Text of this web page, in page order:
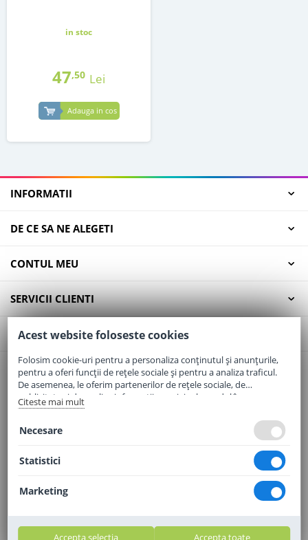
in stoc
47,50 Lei
Adauga in cos
INFORMATII
DE CE SA NE ALEGETI
CONTUL MEU
SERVICII CLIENTI
CONTACT
Email:office@elaptepraf.ro
Telefon:0745-964-449
Adresa:Sos. Borsului, Nr. 20, Oradea, Jud. Bihor
Acest website foloseste cookies
Folosim cookie-uri pentru a personaliza conținutul și anunțurile,
pentru a oferi funcții de rețele sociale și pentru a analiza traficul.
De asemenea, le oferim partenerilor de rețele sociale, de
publicitate și de analize informații cu privire la modul în care
folosiți site-ul nostru. Aceștia le pot combina cu alte informații
Citeste mai mult
Necesare
Statistici
Marketing
Accepta selectia Accepta toate